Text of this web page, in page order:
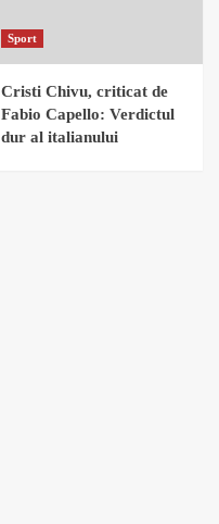
Sport
Cristi Chivu, criticat de
Fabio Capello: Verdictul
dur al italianului